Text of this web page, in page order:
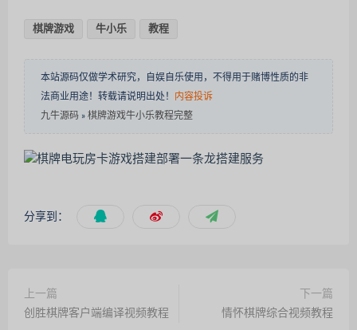
棋牌游戏 牛小乐 教程
本站源码仅做学术研究，自娱自乐使用，不得用于赌博性质的非
法商业用途！转载请说明出处！
内容投诉
九牛源码 » 棋牌游戏牛小乐教程完整
分享到：
上一篇
创胜棋牌客户端编译视频教程
下一篇
情怀棋牌综合视频教程